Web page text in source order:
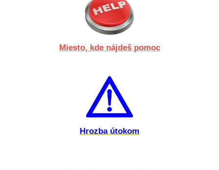
Miesto, kde nájdeš pomoc
Hrozba útokom